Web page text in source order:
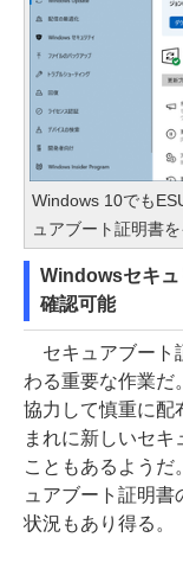
Windows 10でも
ュアブート証明書
Windowsセキュ
確認可能
セキュアブート
わる重要な作業だ
協力して慎重に配
まれに新しいセ
こともあるようだ
ュアブート証明書
状況もあり得る。